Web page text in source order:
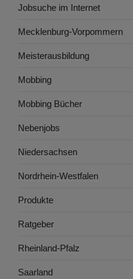
Jobsuche im Internet
Mecklenburg-Vorpommern
Meisterausbildung
Mobbing
Mobbing Bücher
Nebenjobs
Niedersachsen
Nordrhein-Westfalen
Produkte
Ratgeber
Rheinland-Pfalz
Saarland